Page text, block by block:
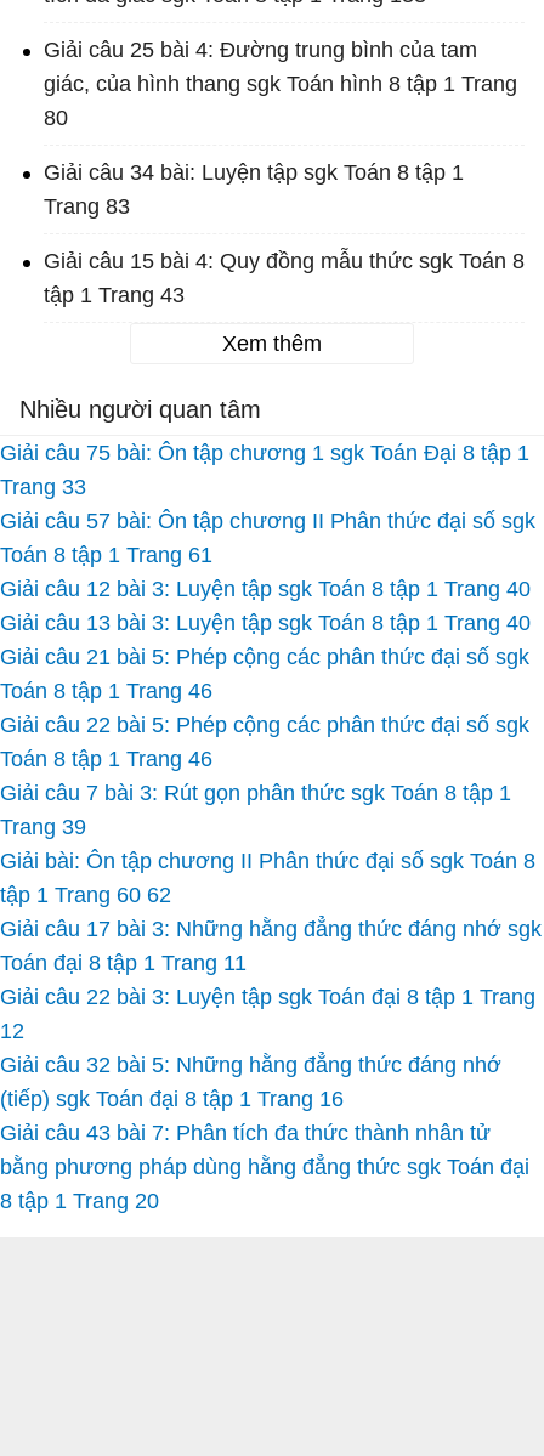
Giải câu 25 bài 4: Đường trung bình của tam
giác, của hình thang sgk Toán hình 8 tập 1 Trang
80
Giải câu 34 bài: Luyện tập sgk Toán 8 tập 1
Trang 83
Giải câu 15 bài 4: Quy đồng mẫu thức sgk Toán 8
tập 1 Trang 43
Xem thêm
Nhiều người quan tâm
Giải câu 75 bài: Ôn tập chương 1 sgk Toán Đại 8 tập 1
Trang 33
Giải câu 57 bài: Ôn tập chương II Phân thức đại số sgk
Toán 8 tập 1 Trang 61
Giải câu 12 bài 3: Luyện tập sgk Toán 8 tập 1 Trang 40
Giải câu 13 bài 3: Luyện tập sgk Toán 8 tập 1 Trang 40
Giải câu 21 bài 5: Phép cộng các phân thức đại số sgk
Toán 8 tập 1 Trang 46
Giải câu 22 bài 5: Phép cộng các phân thức đại số sgk
Toán 8 tập 1 Trang 46
Giải câu 7 bài 3: Rút gọn phân thức sgk Toán 8 tập 1
Trang 39
Giải bài: Ôn tập chương II Phân thức đại số sgk Toán 8
tập 1 Trang 60 62
Giải câu 17 bài 3: Những hằng đẳng thức đáng nhớ sgk
Toán đại 8 tập 1 Trang 11
Giải câu 22 bài 3: Luyện tập sgk Toán đại 8 tập 1 Trang
12
Giải câu 32 bài 5: Những hằng đẳng thức đáng nhớ
(tiếp) sgk Toán đại 8 tập 1 Trang 16
Giải câu 43 bài 7: Phân tích đa thức thành nhân tử
bằng phương pháp dùng hằng đẳng thức sgk Toán đại
8 tập 1 Trang 20